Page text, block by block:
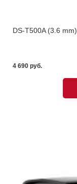
DS-T500A (3.6 mm)
4 690 pуб.